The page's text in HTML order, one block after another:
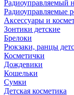
Радиоуправляемый
Радиоуправляемые
Аксессуары и
Зонтики детские
Брелоки
Рюкзаки, ранцы
Косметички
Дождевики
Кошельки
Сумки
Детская косметика